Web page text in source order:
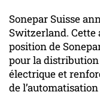
Sonepar Suisse
Switzerland.
position de
pour la
électrique et
de